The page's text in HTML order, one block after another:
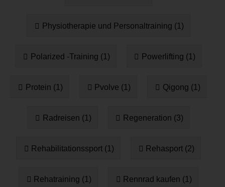
Physiotherapie und Personaltraining (1)
Polarized -Training (1) Powerlifting (1)
Protein (1) Pvolve (1) Qigong (1)
Radreisen (1) Regeneration (3)
Rehabilitationssport (1) Rehasport (2)
Rehatraining (1) Rennrad kaufen (1)